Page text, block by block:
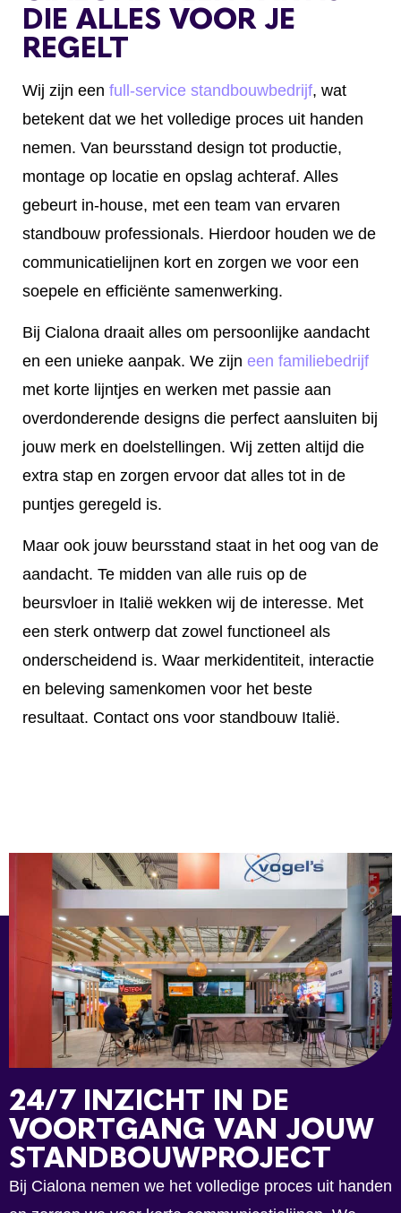
DIE ALLES VOOR JE
REGELT
Wij zijn een full-service standbouwbedrijf, wat
betekent dat we het volledige proces uit handen
nemen. Van beursstand design tot productie,
montage op locatie en opslag achteraf. Alles
gebeurt in-house, met een team van ervaren
standbouw professionals. Hierdoor houden we de
communicatielijnen kort en zorgen we voor een
soepele en efficiënte samenwerking.
Bij Cialona draait alles om persoonlijke aandacht
en een unieke aanpak. We zijn een familiebedrijf
met korte lijntjes en werken met passie aan
overdonderende designs die perfect aansluiten bij
jouw merk en doelstellingen. Wij zetten altijd die
extra stap en zorgen ervoor dat alles tot in de
puntjes geregeld is.
Maar ook jouw beursstand staat in het oog van de
aandacht. Te midden van alle ruis op de
beursvloer in Italië wekken wij de interesse. Met
een sterk ontwerp dat zowel functioneel als
onderscheidend is. Waar merkidentiteit, interactie
en beleving samenkomen voor het beste
resultaat. Contact ons voor standbouw Italië.
24/7 INZICHT IN DE
VOORTGANG VAN JOUW
STANDBOUWPROJECT
Bij Cialona nemen we het volledige proces uit handen